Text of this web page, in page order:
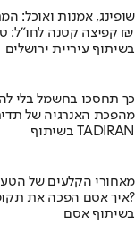
שופינג, אמנות ואוכל:
קפיצה קטנה לחו"ל: טיילת חדשה, מיצגי אמנות, וכיכרות משופצות בהשקעה של 100 מיליון ₪
בשיתוף עיריית ירושלים
כך תחסכו בחשמל בלי
מהפכת האנרגיה של
בשיתוף TADIRAN
מאחורי הקלעים של
איך אסם הפכה את תקופת הצנע והמחסור הקשה של שנות ה-40 למותג לאומי?
בשיתוף אסם